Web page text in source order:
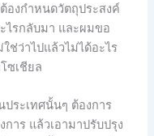
องกำหนดวัตถุประสงค์
ไรกลับมา และผมขอ
ช่ว่าไปแล้วไม่ได้อะไร
ซเชียล
ระเทศนั้นๆ ต้องการ
าร แล้วเอามาปรับปรุง